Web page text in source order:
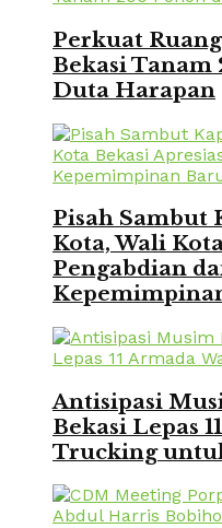
Perkuat
Bekasi
Duta Harapan
Pisah Sambut
Kota, Wali
Pengabdian
Antisipasi
Bekasi Lepas
Trucking